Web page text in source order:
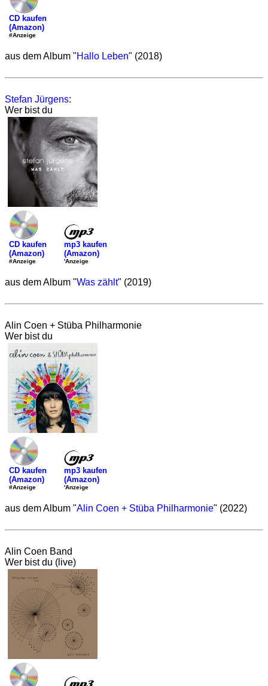
CD kaufen
(Amazon)
#Anzeige
aus dem Album "Hallo Leben" (2018)
Stefan Jürgens:
Wer bist du
CD kaufen
(Amazon)
#Anzeige
mp3 kaufen
(Amazon)
'Anzeige
aus dem Album "Was zählt" (2019)
Alin Coen + Stüba Philharmonie
Wer bist du
CD kaufen
(Amazon)
#Anzeige
mp3 kaufen
(Amazon)
'Anzeige
aus dem Album "Alin Coen + Stüba Philharmonie" (2022)
Alin Coen Band
Wer bist du (live)